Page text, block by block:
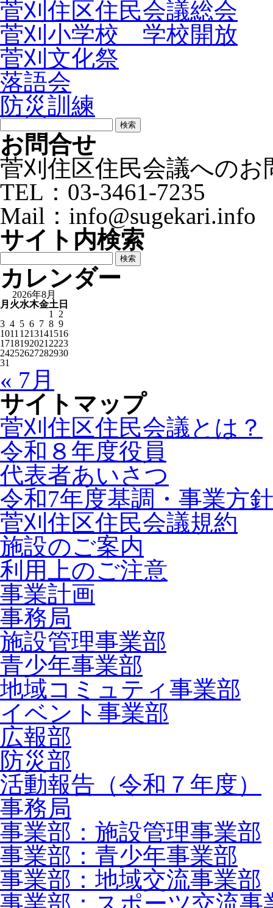
菅刈住区住民会議総会
菅刈小学校 学校開放
菅刈文化祭
落語会
防災訓練
検
索:
お問合せ
菅刈住区住民会議への
TEL：03-3461-7235
Mail：info@sugekari.info
サイト内検索
検
索:
カレンダー
2026年8月
月 火水木金土 日
1
2
3 4 5 6 7 8 9
1011 1213141516
1718192021 2223
24252627282930
31
« 7月
サイトマップ
菅刈住区住民会議とは？
令和８年度役員
代表者あいさつ
令和7年度基調・事業方針
菅刈住区住民会議規約
施設のご案内
利用上のご注意
事業計画
事務局
施設管理事業部
青少年事業部
地域コミュティ事業部
イベント事業部
広報部
防災部
活動報告（令和７年度）
事務局
事業部：施設管理事業部
事業部：青少年事業部
事業部：地域交流事業部